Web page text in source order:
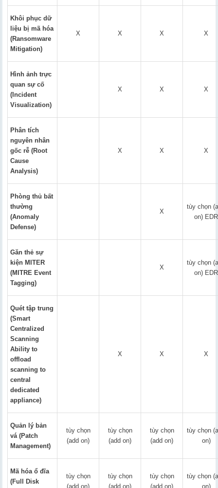
Khôi phục dữ
liệu bị mã hóa
(Ransomware
Mitigation)
X X X X
Hình ảnh trực
quan sự cố
(Incident
Visualization)
X X X
Phân tích
nguyên nhân
gốc rễ (Root
Cause
Analysis)
X X X
Phòng thủ bất
thường
(Anomaly
Defense)
X
tùy chọn
on) EDR
Găn thẻ sự
kiện MITER
(MITRE Event
Tagging)
X
tùy chọn
on) EDR
Quét tập trung
(Smart
Centralized
Scanning
Ability to
offload
scanning to
central
dedicated
appliance)
X X X
Quản lý bản
vá (Patch
Management)
tùy chọn
(add on)
tùy chọn
(add on)
tùy chọn
(add on)
tùy chọn
on)
Mã hóa ổ đĩa
(Full Disk
tùy chọn
(add on)
tùy chọn
(add on)
tùy chọn
(add on)
tùy chọn
on)